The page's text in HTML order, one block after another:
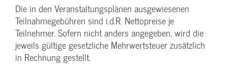
Die in den Veranstaltungsplänen ausgewiesenen
Teilnahmegebühren sind i.d.R. Nettopreise je
Teilnehmer. Sofern nicht anders angegeben, wird die
jeweils gültige gesetzliche Mehrwertsteuer zusätzlich
in Rechnung gestellt.